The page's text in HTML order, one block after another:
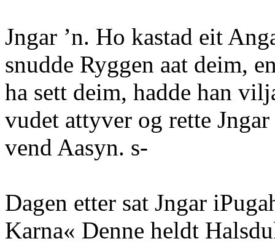
Jngar ’n. Ho kastad eit
snudde Ryggen aat deim,
ha sett deim, hadde han
vudet attyver og rette
vend Aasyn. s-
Dagen etter sat Jngar
Karna« Denne heldt